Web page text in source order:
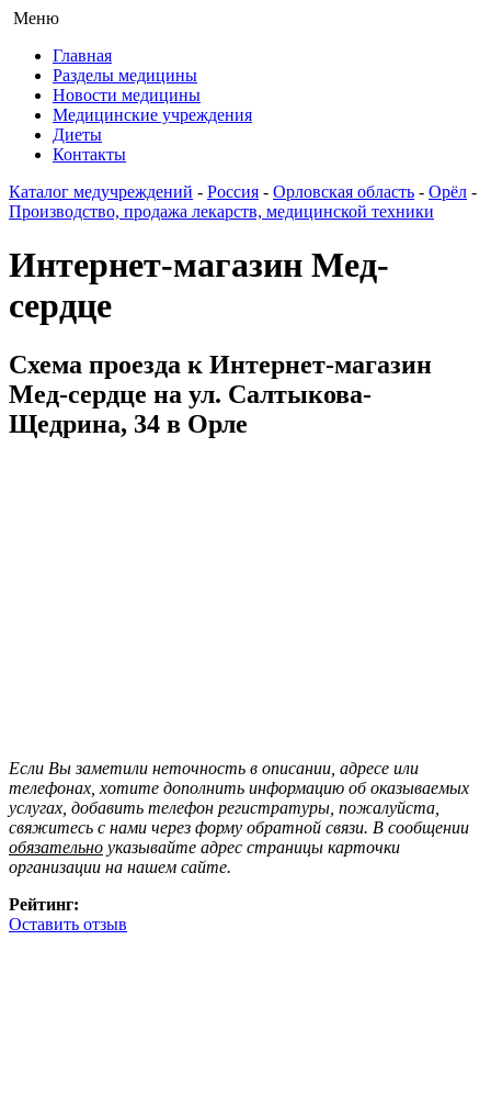
Меню
Главная
Разделы медицины
Новости медицины
Медицинские учреждения
Диеты
Контакты
Каталог медучреждений - Россия - Орловская область - Орёл -
Производство, продажа лекарств, медицинской техники
Интернет-магазин Мед-
сердце
Схема проезда к Интернет-магазин
Мед-сердце на ул. Салтыкова-
Щедрина, 34 в Орле
Если Вы заметили неточность в описании, адресе или
телефонах, хотите дополнить информацию об оказываемых
услугах, добавить телефон регистратуры, пожалуйста,
свяжитесь с нами через форму обратной связи. В сообщении
обязательно указывайте адрес страницы карточки
организации на нашем сайте.
Рейтинг:
Оставить отзыв